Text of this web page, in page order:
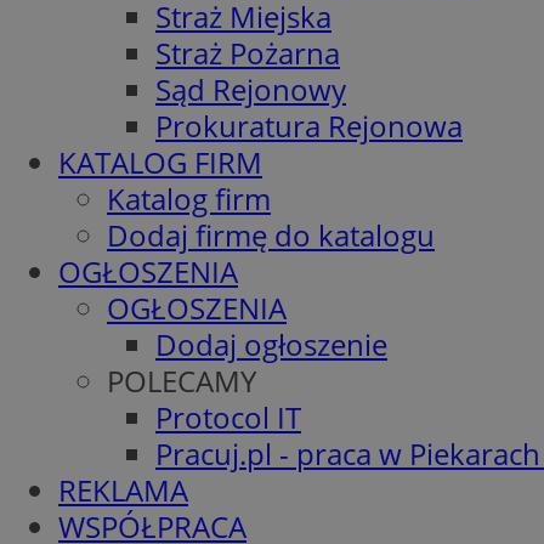
Straż Miejska
Straż Pożarna
Sąd Rejonowy
Prokuratura Rejonowa
KATALOG FIRM
Katalog firm
Dodaj firmę do katalogu
OGŁOSZENIA
OGŁOSZENIA
Dodaj ogłoszenie
POLECAMY
Protocol IT
Pracuj.pl - praca w
REKLAMA
WSPÓŁPRACA